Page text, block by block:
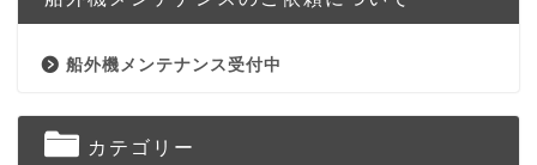
船外機メンテナンス受付中
カテゴリー